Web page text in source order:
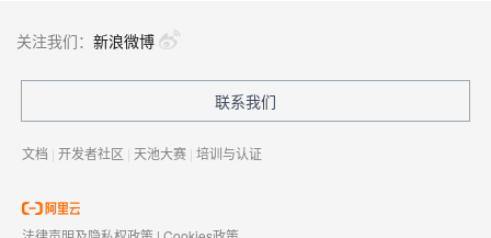
关注我们： 新浪微博
联系我们
文档 | 开发者社区 | 天池大赛 | 培训与认证